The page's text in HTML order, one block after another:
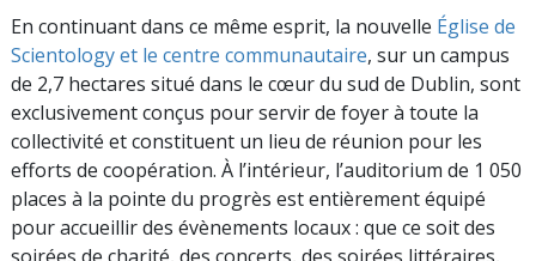
En continuant dans ce même esprit, la nouvelle Église de
Scientology et le centre communautaire, sur un campus
de 2,7 hectares situé dans le cœur du sud de Dublin, sont
exclusivement conçus pour servir de foyer à toute la
collectivité et constituent un lieu de réunion pour les
efforts de coopération. À l’intérieur, l’auditorium de 1 050
places à la pointe du progrès est entièrement équipé
pour accueillir des évènements locaux : que ce soit des